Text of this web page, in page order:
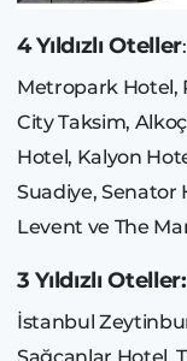
4 Yıldızlı Oteller
Metropark Hotel,
City Taksim,
Hotel, Kalyon
Suadiye, Senator
Levent ve The
3 Yıldızlı Oteller:
İstanbul